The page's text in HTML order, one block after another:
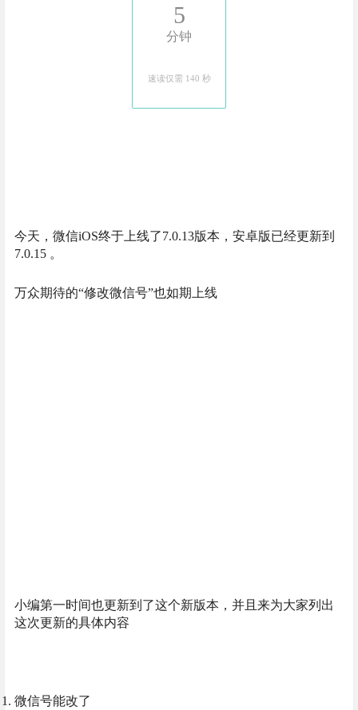
5
分钟
速读仅需 140 秒
今天，微信iOS终于上线了7.0.13版本，安卓版已经更新到
7.0.15 。
万众期待的“修改微信号”也如期上线
小编第一时间也更新到了这个新版本，并且来为大家列出
这次更新的具体内容
微信号能改了